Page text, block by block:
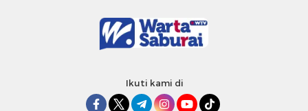
Ikuti kami di